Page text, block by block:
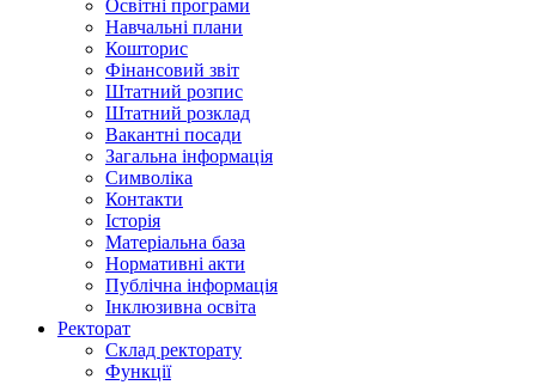
Освітні програми
Навчальні плани
Кошторис
Фінансовий звіт
Штатний розпис
Штатний розклад
Вакантні посади
Загальна інформація
Символіка
Контакти
Історія
Матеріальна база
Нормативні акти
Публічна інформація
Інклюзивна освіта
Ректорат
Склад ректорату
Функції